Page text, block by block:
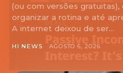
(ou com versões
organizar a rotina e até
A internet deixou de ser...
HI NEWS AGOSTO 6, 2026